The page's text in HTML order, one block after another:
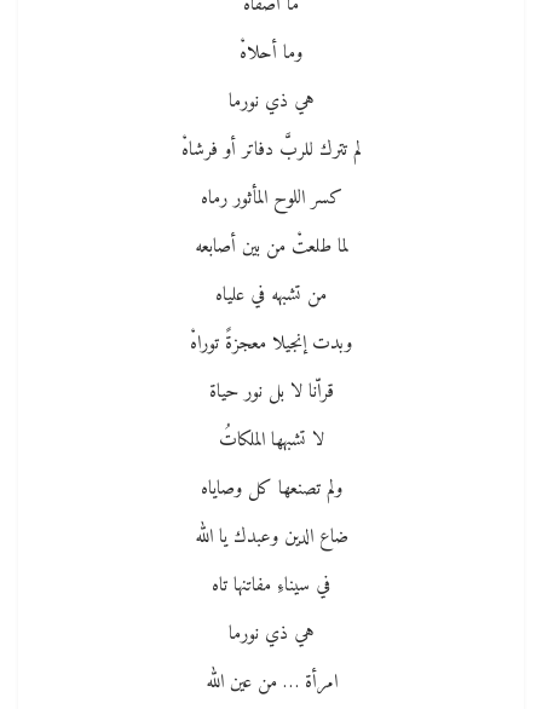
وما أحلاهْ
هي ذي نورما
لم تترك للربَّ دفاتر أو فرشاهْ
كسر اللوح المأثور رماه
لما طلعتْ من بين أصابعه
من تشبهه في علياه
وبدت إنجيلا معجزةً توراهْ
قراّنا لا بل نور حياة
لا تشبهها الملكاتُ
ولم تصنعها كل وصاياه
ضاع الدين وعبدك يا الله
في سيناءِ مفاتنها تاه
هي ذي نورما
امرأة … من عين الله